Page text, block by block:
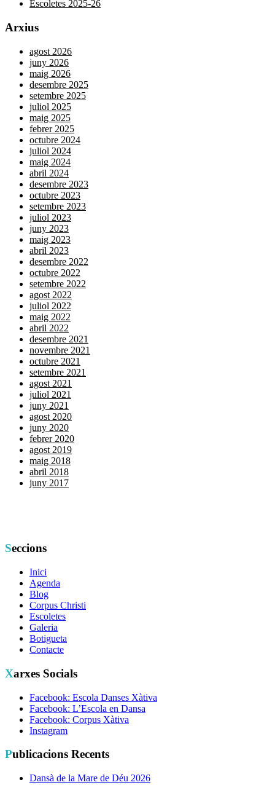
Escoletes 2025-26
Arxius
agost 2026
juny 2026
maig 2026
desembre 2025
setembre 2025
juliol 2025
maig 2025
febrer 2025
octubre 2024
juliol 2024
maig 2024
abril 2024
desembre 2023
octubre 2023
setembre 2023
juliol 2023
juny 2023
maig 2023
abril 2023
desembre 2022
octubre 2022
setembre 2022
agost 2022
juliol 2022
maig 2022
abril 2022
desembre 2021
novembre 2021
octubre 2021
setembre 2021
agost 2021
juliol 2021
juny 2021
agost 2020
juny 2020
febrer 2020
agost 2019
maig 2018
abril 2018
juny 2017
Seccions
Inici
Agenda
Blog
Corpus Christi
Escoletes
Galeria
Botigueta
Contacte
Xarxes Socials
Facebook: Escola Danses Xàtiva
Facebook: L’Escola en Dansa
Facebook: Corpus Xàtiva
Instagram
Publicacions Recents
Dansà de la Mare de Déu 2026